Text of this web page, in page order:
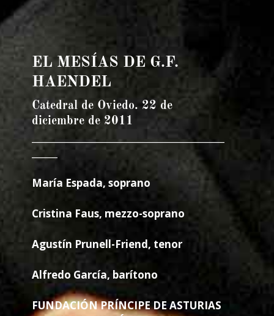
EL MESÍAS DE G.F.
HAENDEL
Catedral de Oviedo. 22 de
diciembre de 2011
_____________________________________________
______
María Espada, soprano
Cristina Faus, mezzo-soprano
Agustín Prunell-Friend, tenor
Alfredo García, barítono
FUNDACIÓN PRÍNCIPE DE ASTURIAS